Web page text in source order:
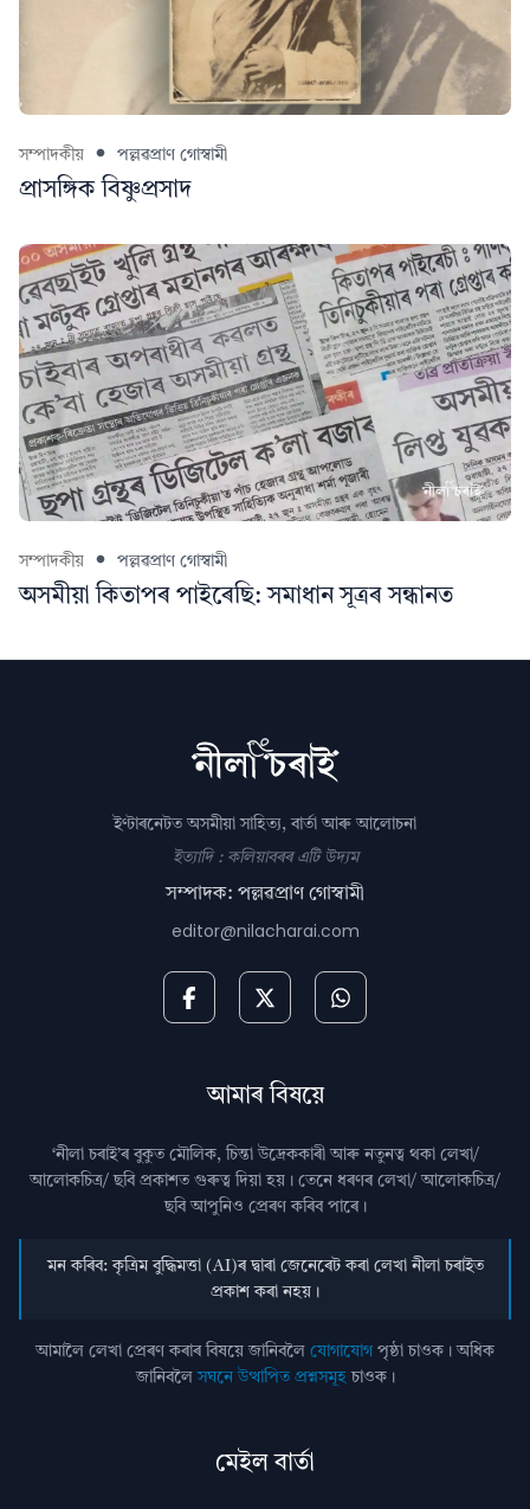
সম্পাদকীয় পল্লৱপ্ৰাণ গোস্বামী
প্ৰাসঙ্গিক বিষ্ণুপ্ৰসাদ
সম্পাদকীয় পল্লৱপ্ৰাণ গোস্বামী
অসমীয়া কিতাপৰ পাইৰেছি: সমাধান সূত্ৰৰ সন্ধানত
ইণ্টাৰনেটত অসমীয়া সাহিত্য, বাৰ্তা আৰু আলোচনা
ইত্যাদি : কলিয়াবৰৰ এটি উদ্যম
সম্পাদক: পল্লৱপ্ৰাণ গোস্বামী
editor@nilacharai.com
আমাৰ বিষয়ে
‘নীলা চৰাই’ৰ বুকুত মৌলিক, চিন্তা উদ্রেককাৰী আৰু নতুনত্ব থকা লেখা/
আলোকচিত্ৰ/ ছবি প্রকাশত গুৰুত্ব দিয়া হয়। তেনে ধৰণৰ লেখা/ আলোকচিত্ৰ/
ছবি আপুনিও প্রেৰণ কৰিব পাৰে।
মন কৰিব: কৃত্ৰিম বুদ্ধিমত্তা (AI)ৰ দ্বাৰা জেনেৰেট কৰা লেখা নীলা চৰাইত
প্ৰকাশ কৰা নহয়।
আমালৈ লেখা প্ৰেৰণ কৰাৰ বিষয়ে জানিবলৈ যোগাযোগ পৃষ্ঠা চাওক। অধিক
জানিবলৈসঘনে উত্থাপিত প্ৰশ্নসমূহচাওক।
মেইল বাৰ্তা